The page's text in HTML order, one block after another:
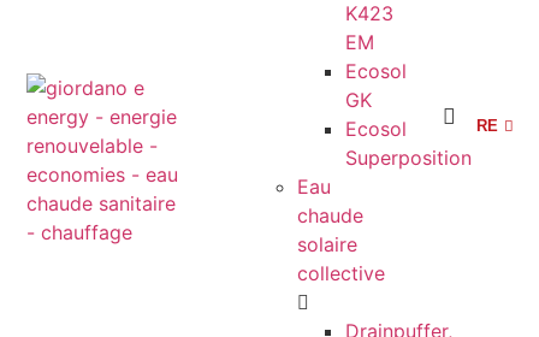
K423
EM
Ecosol
GK
Ecosol
Superposition
Eau
chaude
solaire
collective
Drainpuffer,
RE
AG